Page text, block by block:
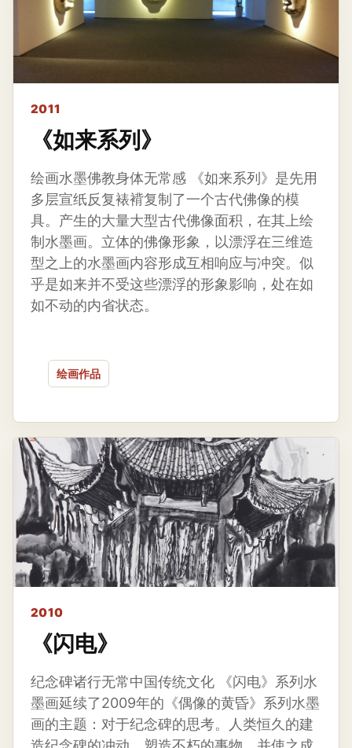
2011
《如来系列》
绘画水墨佛教身体无常感 《如来系列》是先用
多层宣纸反复裱褙复制了一个古代佛像的模
具。产生的大量大型古代佛像面积，在其上绘
制水墨画。立体的佛像形象，以漂浮在三维造
型之上的水墨画内容形成互相响应与冲突。似
乎是如来并不受这些漂浮的形象影响，处在如
如不动的内省状态。
绘画作品
2010
《闪电》
纪念碑诸行无常中国传统文化 《闪电》系列水
墨画延续了2009年的《偶像的黄昏》系列水墨
画的主题：对于纪念碑的思考。人类恒久的建